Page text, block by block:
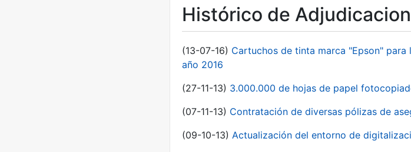
Histórico de
(13-07-16) Cartuchos de tinta marca "Epson" para
año 2016
(27-11-13) 3.000.000 de hojas de papel
(07-11-13) Contratación de diversas pólizas de
(09-10-13) Actualización del entorno de